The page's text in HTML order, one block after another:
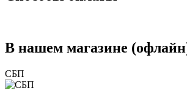
В нашем магазине
СБП